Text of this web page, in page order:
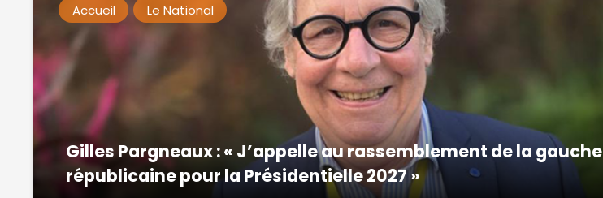
Accueil Le National
Gilles Pargneaux : « J’appelle au rassemblement de la gauche
républicaine pour la Présidentielle 2027 »